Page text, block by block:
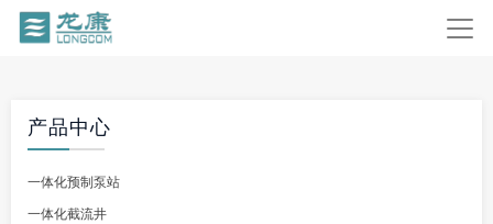
产品中心
一体化预制泵站
一体化截流井